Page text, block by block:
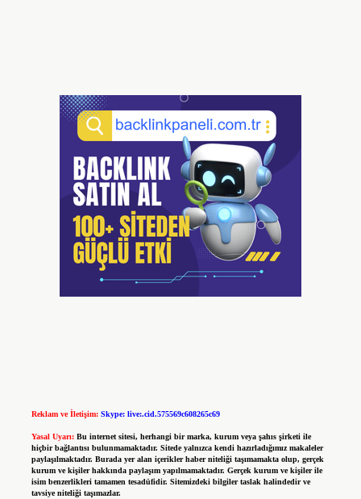
Reklam ve İletişim: Skype: live:.cid.575569c608265c69
Yasal Uyarı: Bu internet sitesi, herhangi bir marka, kurum veya şahıs şirketi ile
hiçbir bağlantısı bulunmamaktadır. Sitede yalnızca kendi hazırladığımız makaleler
paylaşılmaktadır. Burada yer alan içerikler haber niteliği taşımamakta olup, gerçek
kurum ve kişiler hakkında paylaşım yapılmamaktadır. Gerçek kurum ve kişiler ile
isim benzerlikleri tamamen tesadüfidir. Sitemizdeki bilgiler taslak halindedir ve
tavsiye niteliği taşımazlar.